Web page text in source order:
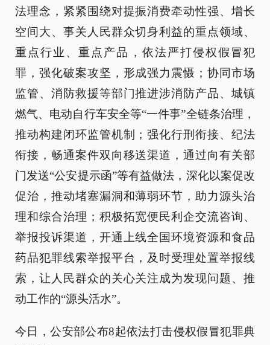
法理念，紧紧围绕对提振消费牵动性强、增长
空间大、事关人民群众切身利益的重点领域、
重点行业、重点产品，依法严打侵权假冒犯
罪，强化破案攻坚，形成强力震慑；协同市场
监管、消防救援等部门推进涉消防产品、城镇
燃气、电动自行车安全等“一件事”全链条治理，
推动构建闭环监管机制；强化行刑衔接、纪法
衔接，畅通案件双向移送渠道，通过向有关部
门发送“公安提示函”等有益做法，深化以案促改
促治，推动堵塞漏洞和薄弱环节，助力源头治
理和综合治理；积极拓宽便民利企交流咨询、
举报投诉渠道，开通上线全国环境资源和食品
药品犯罪线索举报平台，及时受理处置举报线
索，让人民群众的关心关注成为发现问题、推
动工作的“源头活水”。
今日，公安部公布8起依法打击侵权假冒犯罪典